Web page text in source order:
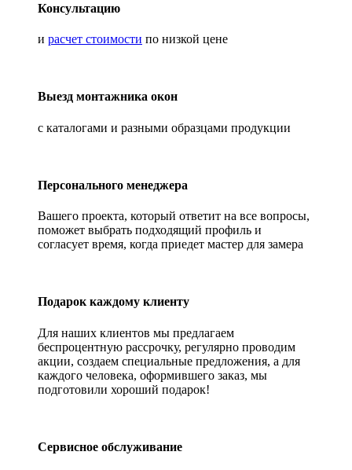
Консультацию
и расчет стоимости по низкой цене
Выезд монтажника окон
с каталогами и разными образцами продукции
Персонального менеджера
Вашего проекта, который ответит на все вопросы,
поможет выбрать подходящий профиль и
согласует время, когда приедет мастер для замера
Подарок каждому клиенту
Для наших клиентов мы предлагаем
беспроцентную рассрочку, регулярно проводим
акции, создаем специальные предложения, а для
каждого человека, оформившего заказ, мы
подготовили хороший подарок!
Сервисное обслуживание